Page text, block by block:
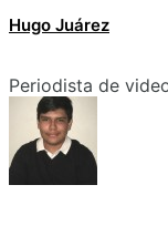
Hugo Juárez
Periodista de